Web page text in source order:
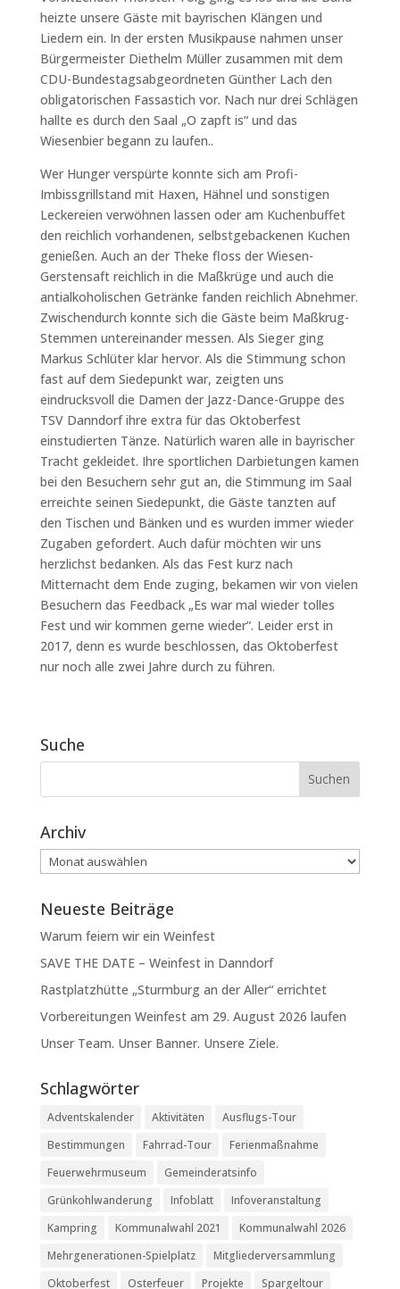
heizte unsere Gäste mit bayrischen Klängen und
Liedern ein. In der ersten Musikpause nahmen unser
Bürgermeister Diethelm Müller zusammen mit dem
CDU-Bundestagsabgeordneten Günther Lach den
obligatorischen Fassastich vor. Nach nur drei Schlägen
hallte es durch den Saal „O zapft is“ und das
Wiesenbier begann zu laufen..
Wer Hunger verspürte konnte sich am Profi-
Imbissgrillstand mit Haxen, Hähnel und sonstigen
Leckereien verwöhnen lassen oder am Kuchenbuffet
den reichlich vorhandenen, selbstgebackenen Kuchen
genießen. Auch an der Theke floss der Wiesen-
Gerstensaft reichlich in die Maßkrüge und auch die
antialkoholischen Getränke fanden reichlich Abnehmer.
Zwischendurch konnte sich die Gäste beim Maßkrug-
Stemmen untereinander messen. Als Sieger ging
Markus Schlüter klar hervor. Als die Stimmung schon
fast auf dem Siedepunkt war, zeigten uns
eindrucksvoll die Damen der Jazz-Dance-Gruppe des
TSV Danndorf ihre extra für das Oktoberfest
einstudierten Tänze. Natürlich waren alle in bayrischer
Tracht gekleidet. Ihre sportlichen Darbietungen kamen
bei den Besuchern sehr gut an, die Stimmung im Saal
erreichte seinen Siedepunkt, die Gäste tanzten auf
den Tischen und Bänken und es wurden immer wieder
Zugaben gefordert. Auch dafür möchten wir uns
herzlichst bedanken. Als das Fest kurz nach
Mitternacht dem Ende zuging, bekamen wir von vielen
Besuchern das Feedback „Es war mal wieder tolles
Fest und wir kommen gerne wieder“. Leider erst in
2017, denn es wurde beschlossen, das Oktoberfest
nur noch alle zwei Jahre durch zu führen.
Suche
Archiv
Archiv
Neueste Beiträge
Warum feiern wir ein Weinfest
SAVE THE DATE – Weinfest in Danndorf
Rastplatzhütte „Sturmburg an der Aller“ errichtet
Vorbereitungen Weinfest am 29. August 2026 laufen
Unser Team. Unser Banner. Unsere Ziele.
Schlagwörter
Adventskalender Aktivitäten
Ausflugs-Tour
Bestimmungen
Fahrrad-Tour
Ferienmaßnahme
Feuerwehrmuseum
Gemeinderatsinfo
Grünkohlwanderung
Infoblatt
Infoveranstaltung
Kampring
Kommunalwahl 2021
Kommunalwahl 2026
Mehrgenerationen-Spielplatz
Mitgliederversammlung
Oktoberfest
Osterfeuer Projekte Spargeltour